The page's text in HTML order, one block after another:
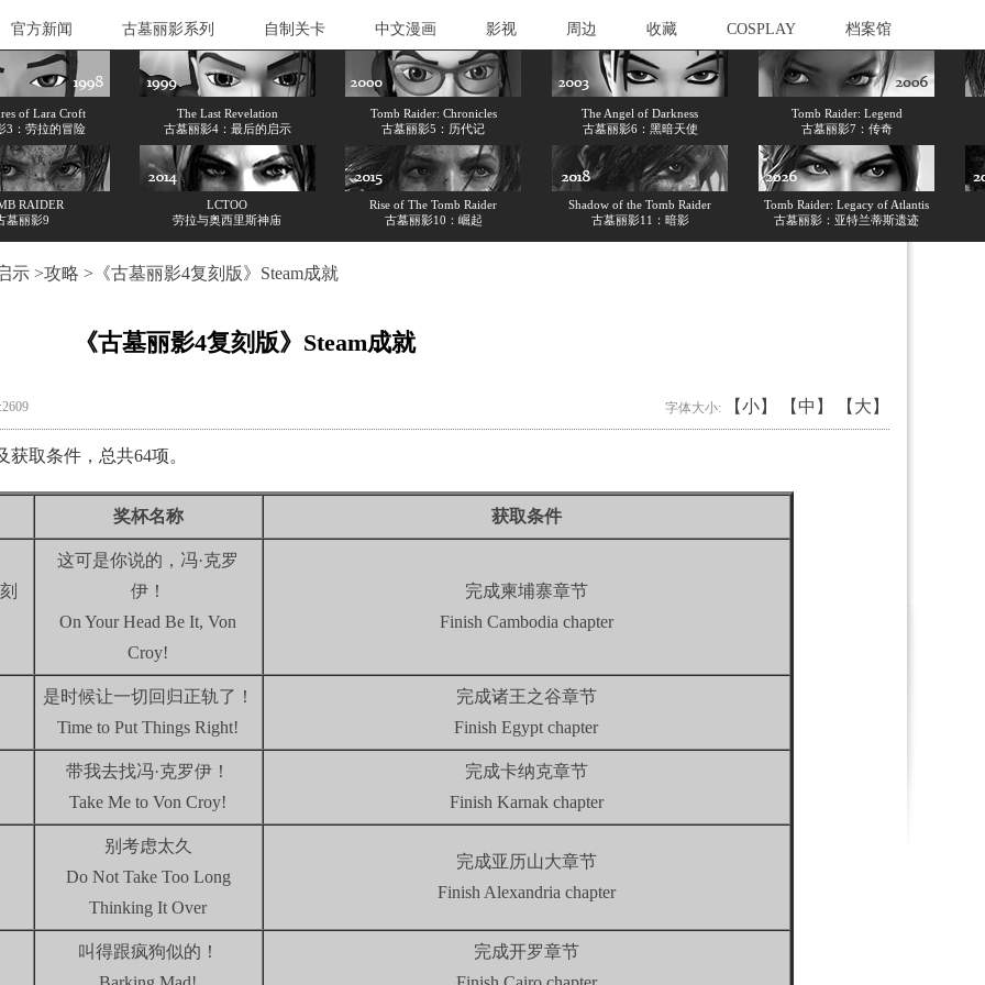
官方新闻 古墓丽影系列 自制关卡 中文漫画 影视 周边 收藏 COSPLAY 档案馆
of Lara Croft
3：劳拉的冒险
The Last Revelation
古墓丽影4：最后的启示
Tomb Raider: Chronicles
古墓丽影5：历代记
The Angel of Darkness
古墓丽影6：黑暗天使
Tomb Raider: Legend
古墓丽影7：传奇
RAIDER
墓丽影9
LCTOO
劳拉与奥西里斯神庙
Rise of The Tomb Raider
古墓丽影10：崛起
Shadow of the Tomb Raider
古墓丽影11：暗影
Tomb Raider: Legacy of Atlantis
古墓丽影：亚特兰蒂斯遗迹
示 >攻略 >《古墓丽影4复刻版》Steam成就
《古墓丽影4复刻版》Steam成就
字体大小: 【小】 【中】 【大】
取条件，总共64项。
奖杯名称 获取条件
这可是你说的，冯·克罗
伊！
On Your Head Be It, Von
Croy!
完成柬埔寨章节
Finish Cambodia chapter
是时候让一切回归正轨了！
Time to Put Things Right!
完成诸王之谷章节
Finish Egypt chapter
带我去找冯·克罗伊！
Take Me to Von Croy!
完成卡纳克章节
Finish Karnak chapter
别考虑太久
Do Not Take Too Long
Thinking It Over
完成亚历山大章节
Finish Alexandria chapter
叫得跟疯狗似的！
完成开罗章节